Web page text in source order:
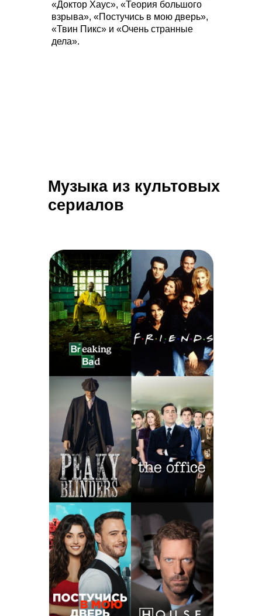
«Доктор Хаус», «Теория большого
взрыва», «Постучись в мою дверь»,
«Твин Пикс» и «Очень странные
дела».
Музыка из культовых
сериалов